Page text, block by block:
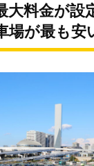
大料金が設
場が最も安